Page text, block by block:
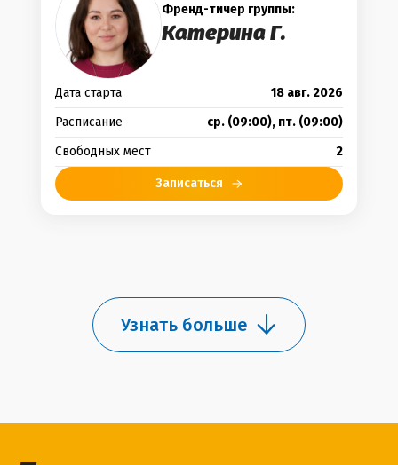
Френд-тичер группы:
Катерина Г.
Дата старта 18 авг.2026
Расписание
ср. (09:00), пт. (09:00)
Свободных мест
2
Записаться
Френд-тичер группы:
Надія П.
Дата старта 19авг.2026
Узнать больше